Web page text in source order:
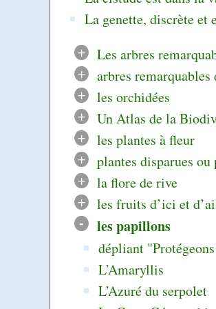
La genette, discrète et
+
Les arbres
+
arbres remarquables
+
les orchidées
+
Un Atlas de la
+
les plantes à fleur
+
plantes disparues ou
+
la flore de rive
+
les fruits d’ici et
- les papillons
dépliant
L’Amaryllis
L’Azuré du serpolet